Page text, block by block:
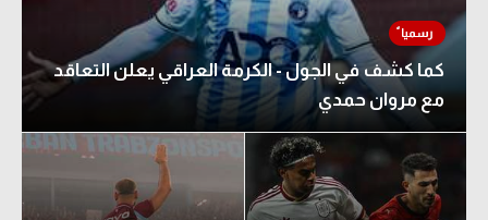
كما كشف في الجول - الكرمة العراقي يعلن التعاقد
مع مروان حمدي